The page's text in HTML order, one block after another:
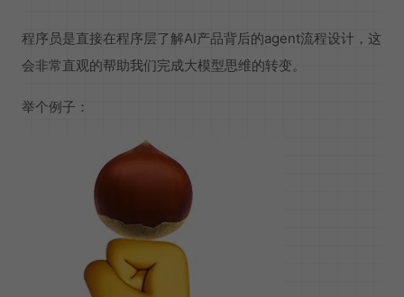
程序员是直接在程序层了解AI产品背后的agent流程设计，这
会非常直观的帮助我们完成大模型思维的转变。
举个例子：